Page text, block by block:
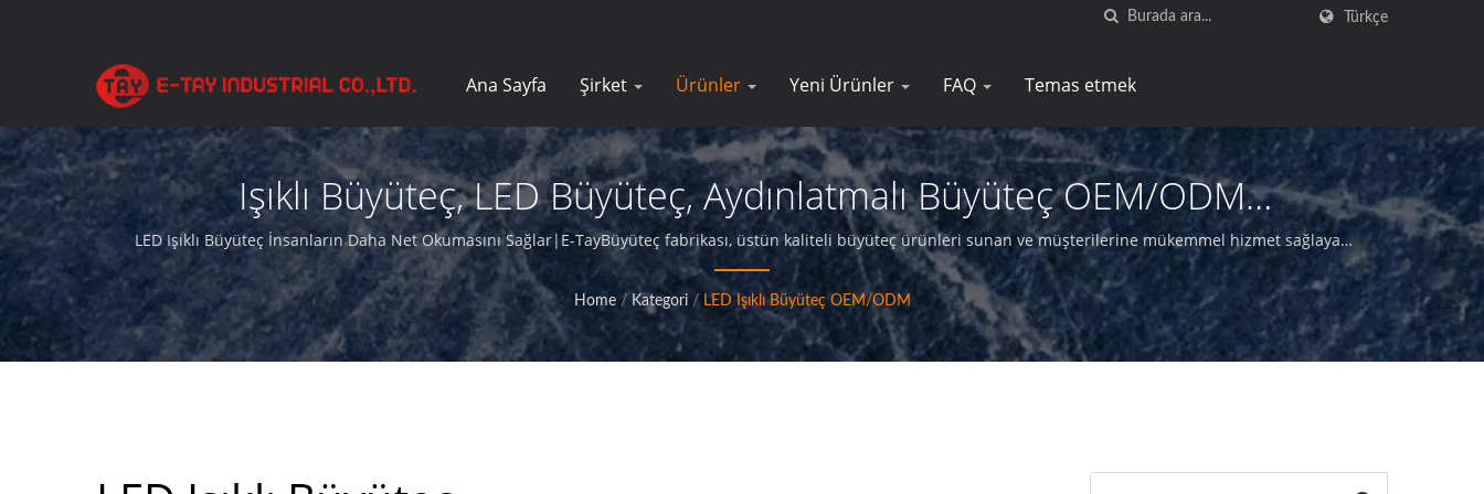
Türkçe
Ana Sayfa Şirket Ürünler Yeni Ürünler FAQ Temas etmek
Işıklı Büyüteç, LED Büyüteç, Aydınlatmalı Büyüteç OEM/ODM
Üreticisiİşletmeler Için Hassas Optik Büyüteçler |E-Tay
LED Işıklı Büyüteç İnsanların Daha Net Okumasını Sağlar|E-TayBüyüteç fabrikası, üstün kaliteli büyüteç ürünleri sunan ve müşterilerine mükemmel hizmet sağlayan
profesyonel bir üreticidir.
Home / Kategori / LED Işıklı Büyüteç OEM/ODM